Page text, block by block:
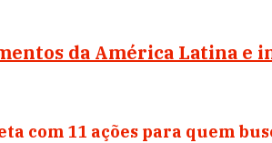
da América Latina e
com 11 ações para quem